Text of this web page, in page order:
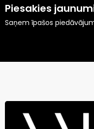
Piesakies
Saņem īpašos